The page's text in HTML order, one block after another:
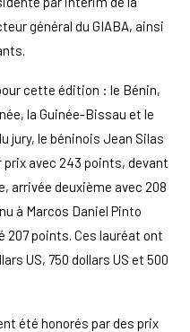
général du GIABA, ainsi
cette édition : le Bénin,
la Guinée-Bissau et le
jury, le béninois Jean Silas
avec 243 points, devant
arrivée deuxième avec 208
à Marcos Daniel Pinto
207 points. Ces lauréat ont
US, 750 dollars US et 500
été honorés par des prix